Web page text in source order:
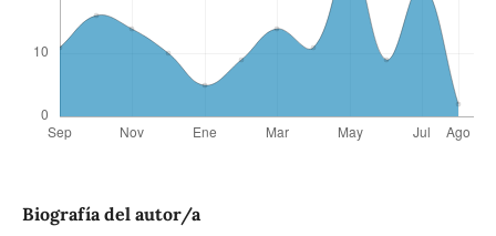
Biografía del autor/a